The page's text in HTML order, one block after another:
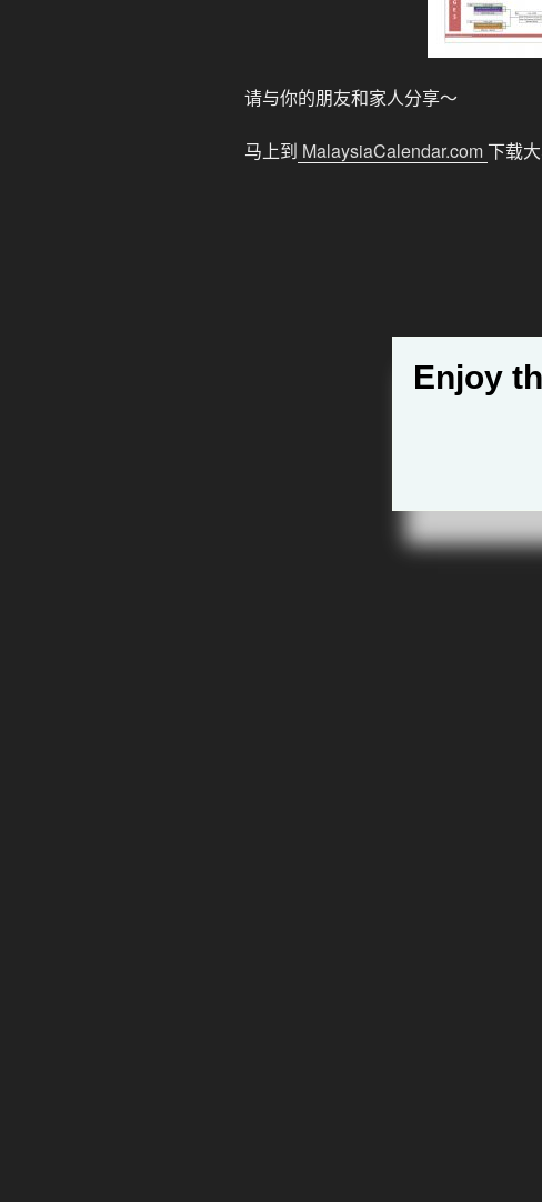
请与你的朋友和家人分享〜
马上到 MalaysiaCalendar.com下载
Enjoy